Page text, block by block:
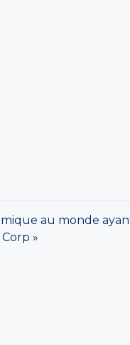
au monde
»